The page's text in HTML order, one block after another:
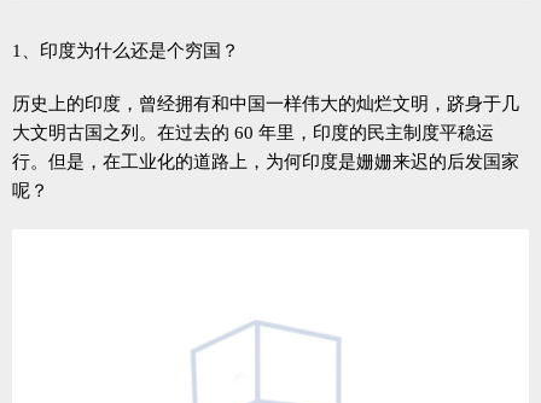
1、印度为什么还是个穷国？
历史上的印度，曾经拥有和中国一样伟大的灿烂文明，跻身于几
大文明古国之列。在过去的 60 年里，印度的民主制度平稳运
行。但是，在工业化的道路上，为何印度是姗姗来迟的后发国家
呢？